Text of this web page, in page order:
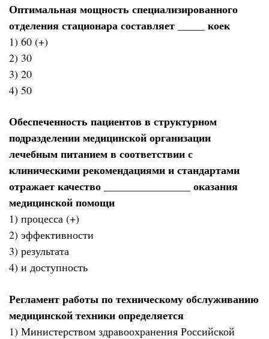
Оптимальная мощность специализированного
отделения стационара составляет _____ коек
1) 60 (+)
2) 30
3) 20
4) 50
Обеспеченность пациентов в структурном
подразделении медицинской организации
лечебным питанием в соответствии с
клиническими рекомендациями и стандартами
отражает качество ________________ оказания
медицинской помощи
1) процесса (+)
2) эффективности
3) результата
4) и доступность
Регламент работы по техническому обслуживанию
медицинской техники определяется
1) Министерством здравоохранения Российской